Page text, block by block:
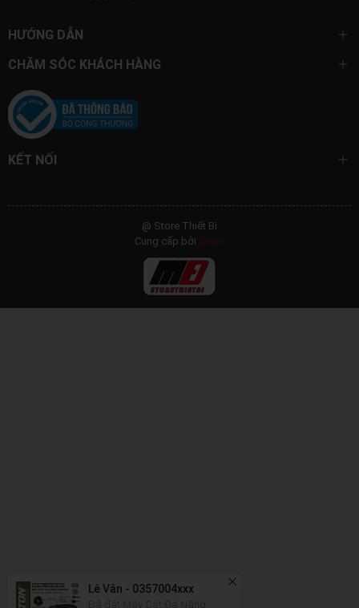
HƯỚNG DẪN
CHĂM SÓC KHÁCH HÀNG
KẾT NỐI
@ Store Thiết Bị
Cung cấp bởi Sapo
Lê Vân - 0357004xxx